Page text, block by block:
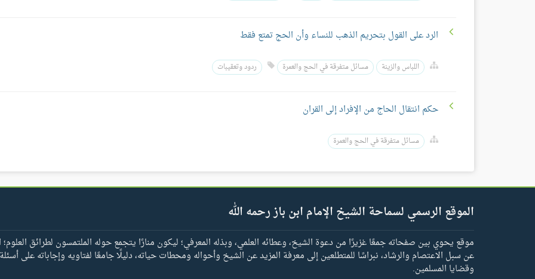
الرد على القول بتحريم الذهب للنساء وأن الحج تمتع فقط
اللباس والزينة مسائل متفرقة في الحج والعمرة ردود وتعقيبات
حكم انتقال الحاج من الإفراد إلى القران
مسائل متفرقة في الحج والعمرة
الموقع الرسمي لسماحة الشيخ الإمام ابن باز رحمه الله
موقع يحوي بين صفحاته جمعًا غزيرًا من دعوة الشيخ، وعطائه العلمي، وبذله المعرفي؛ ليكون منارًا يتجمع حوله الملتمسون لطرائق العلوم؛
عن سبل الاعتصام والرشاد، نبراسًا للمتطلعين إلى معرفة المزيد عن الشيخ وأحواله ومحطات حياته، دليلًا جامعًا لفتاويه وإجاباته على
وقضايا المسلمين.